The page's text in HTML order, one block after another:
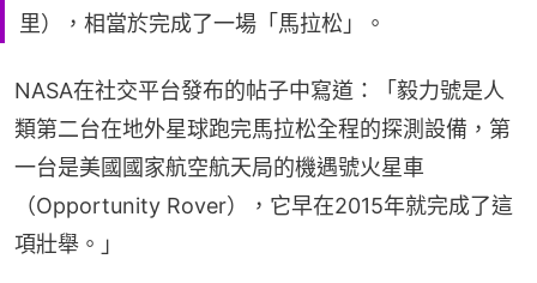
里），相當於完成了一場「馬拉松」。
NASA在社交平台發布的帖子中寫道：「毅力號是人
類第二台在地外星球跑完馬拉松全程的探測設備，第
一台是美國國家航空航天局的機遇號火星車
（Opportunity Rover），它早在2015年就完成了這
項壯舉。」